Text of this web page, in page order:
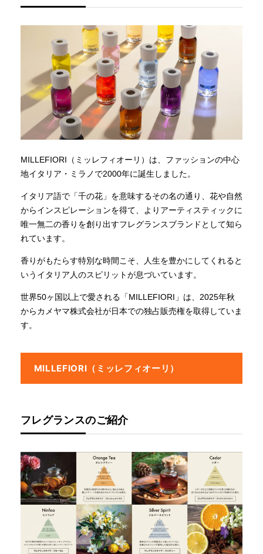
MILLEFIORI（ミッレフィオーリ）は、ファッションの中心
地イタリア・ミラノで2000年に誕生しました。
イタリア語で「千の花」を意味するその名の通り、花や自然
からインスピレーションを得て、よりアーティスティックに
唯一無二の香りを創り出すフレグランスブランドとして知ら
れています。
香りがもたらす特別な時間こそ、人生を豊かにしてくれると
いうイタリア人のスピリットが息づいています。
世界50ヶ国以上で愛される「MILLEFIORI」は、2025年秋
からカメヤマ株式会社が日本での独占販売権を取得していま
す。
MILLEFIORI（ミッレフィオーリ）
フレグランスのご紹介